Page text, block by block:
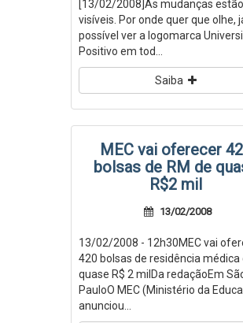
[13/02/2008]As mudanças estão
visíveis. Por onde quer que olhe,
possível ver a logomarca
Positivo em tod...
Saiba
MEC vai oferecer
bolsas de RM de
R$2 mil
13/02/2008
13/02/2008 - 12h30MEC vai
420 bolsas de residência médica
quase R$ 2 milDa redaçãoEm
PauloO MEC (Ministério da
anunciou...